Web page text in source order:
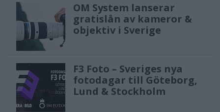
OM System lanserar
gratislån av kameror &
objektiv i Sverige
F3 Foto – Sveriges nya
fotodagar till Göteborg,
Lund & Stockholm